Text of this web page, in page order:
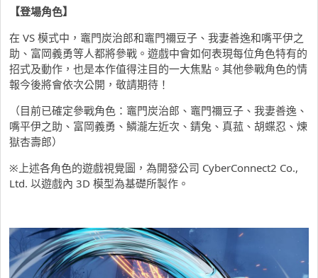
【登場角色】
在 VS 模式中，竈門炭治郎和竈門禰豆子、我妻善逸和嘴平伊之
助、富岡義勇等人都將參戰。遊戲中會如何表現每位角色特有的
招式及動作，也是本作值得注目的一大焦點。其他參戰角色的情
報今後將會依次公開，敬請期待！
（目前已確定參戰角色：竈門炭治郎、竈門禰豆子、我妻善逸、
嘴平伊之助、富岡義勇、鱗瀧左近次、錆兔、真菰、胡蝶忍、煉
獄杏壽郎）
※上述各角色的遊戲視覺圖，為開發公司 CyberConnect2 Co.,
Ltd. 以遊戲內 3D 模型為基礎所製作。